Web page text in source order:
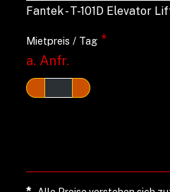
Fantek - T-101D Elevator
Mietpreis / Tag *
a. Anfr.